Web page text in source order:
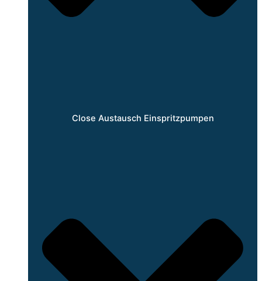
Close Austausch Einspritzpumpen